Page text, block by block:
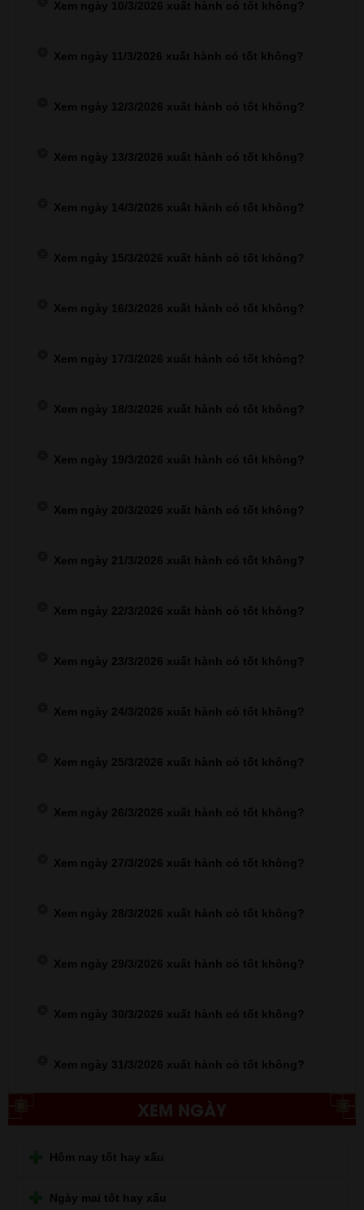
Xem ngày 10/3/2026 xuất hành có tốt không?
Xem ngày 11/3/2026 xuất hành có tốt không?
Xem ngày 12/3/2026 xuất hành có tốt không?
Xem ngày 13/3/2026 xuất hành có tốt không?
Xem ngày 14/3/2026 xuất hành có tốt không?
Xem ngày 15/3/2026 xuất hành có tốt không?
Xem ngày 16/3/2026 xuất hành có tốt không?
Xem ngày 17/3/2026 xuất hành có tốt không?
Xem ngày 18/3/2026 xuất hành có tốt không?
Xem ngày 19/3/2026 xuất hành có tốt không?
Xem ngày 20/3/2026 xuất hành có tốt không?
Xem ngày 21/3/2026 xuất hành có tốt không?
Xem ngày 22/3/2026 xuất hành có tốt không?
Xem ngày 23/3/2026 xuất hành có tốt không?
Xem ngày 24/3/2026 xuất hành có tốt không?
Xem ngày 25/3/2026 xuất hành có tốt không?
Xem ngày 26/3/2026 xuất hành có tốt không?
Xem ngày 27/3/2026 xuất hành có tốt không?
Xem ngày 28/3/2026 xuất hành có tốt không?
Xem ngày 29/3/2026 xuất hành có tốt không?
Xem ngày 30/3/2026 xuất hành có tốt không?
Xem ngày 31/3/2026 xuất hành có tốt không?
XEM NGÀY
Hôm nay tốt hay xấu
Ngày mai tốt hay xấu